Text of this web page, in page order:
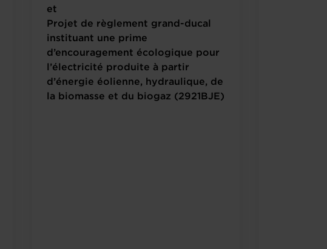
et
Projet de règlement grand-ducal
instituant une prime
d’encouragement écologique pour
l’électricité produite à partir
d’énergie éolienne, hydraulique, de
la biomasse et du biogaz (2921BJE)